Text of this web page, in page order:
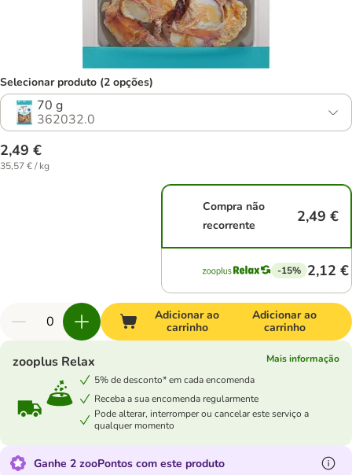
Selecionar produto (2 opções)
70 g
362032.0
2,49 €
35,57 € / kg
Compra não
recorrente
2,49 €
-15% 2,12 €
Adicionar ao
carrinho
Adicionar ao
carrinho
zooplus Relax
Mais informação
5% de desconto* em cada encomenda
Receba a sua encomenda regularmente
Pode alterar, interromper ou cancelar este serviço a
qualquer momento
Ganhe 2 zooPontos com este produto